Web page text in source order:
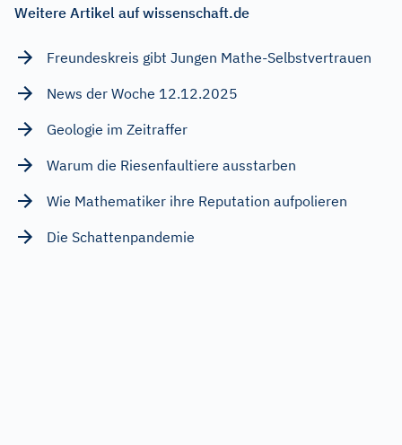
Weitere Artikel auf wissenschaft.de
Freundeskreis gibt Jungen Mathe-Selbstvertrauen
News der Woche 12.12.2025
Geologie im Zeitraffer
Warum die Riesenfaultiere ausstarben
Wie Mathematiker ihre Reputation aufpolieren
Die Schattenpandemie